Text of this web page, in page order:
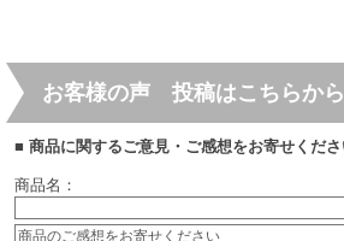
お客様の声 投稿はこちらから